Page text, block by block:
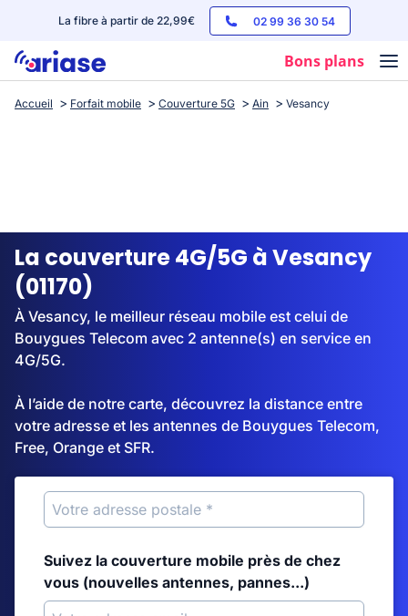
La fibre à partir de 22,99€ 02 99 36 30 54
Bons plans
Box internet
Streaming
Accueil Forfait mobile Couverture 5G Ain Vesancy
La couverture 4G/5G à Vesancy
(01170)
À Vesancy, le meilleur réseau mobile est celui de
Bouygues Telecom avec 2 antenne(s) en service en
4G/5G.
À l’aide de notre carte, découvrez la distance entre
votre adresse et les antennes de Bouygues Telecom,
Free, Orange et SFR.
Suivez la couverture mobile près de chez
vous (nouvelles antennes, pannes...)